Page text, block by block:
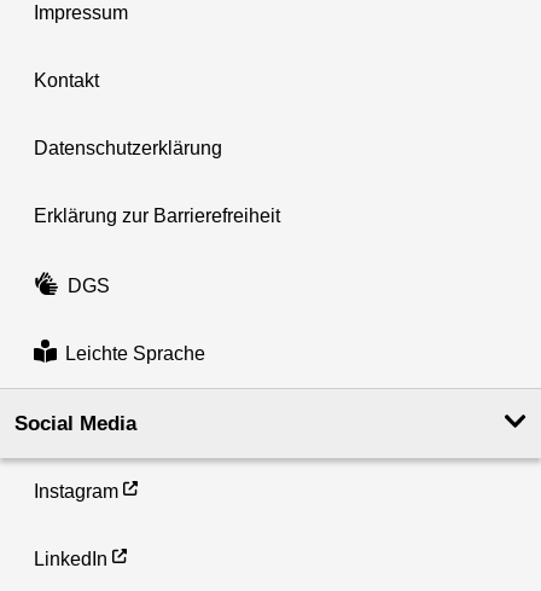
Impressum
Kontakt
Datenschutzerklärung
Erklärung zur Barrierefreiheit
DGS
Leichte Sprache
Social Media
Instagram
LinkedIn